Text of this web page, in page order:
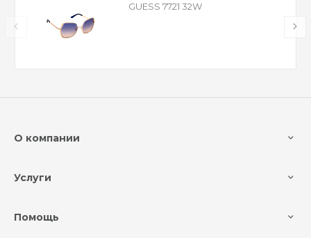
GUESS 7721 32W
О компании
Услуги
Помощь